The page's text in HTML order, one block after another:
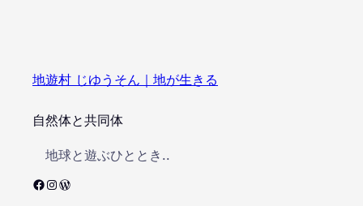
地遊村 じゆうそん｜地が生きる
自然体と共同体
地球と遊ぶひととき..
Facebook Instagram WordPress